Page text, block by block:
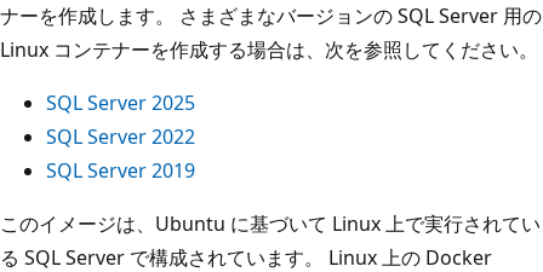
ナーを作成します。 さまざまなバージョンの SQL Server 用の
Linux コンテナーを作成する場合は、次を参照してください。
SQL Server 2025
SQL Server 2022
SQL Server 2019
このイメージは、Ubuntu に基づいて Linux 上で実行されてい
る SQL Server で構成されています。 Linux 上の Docker